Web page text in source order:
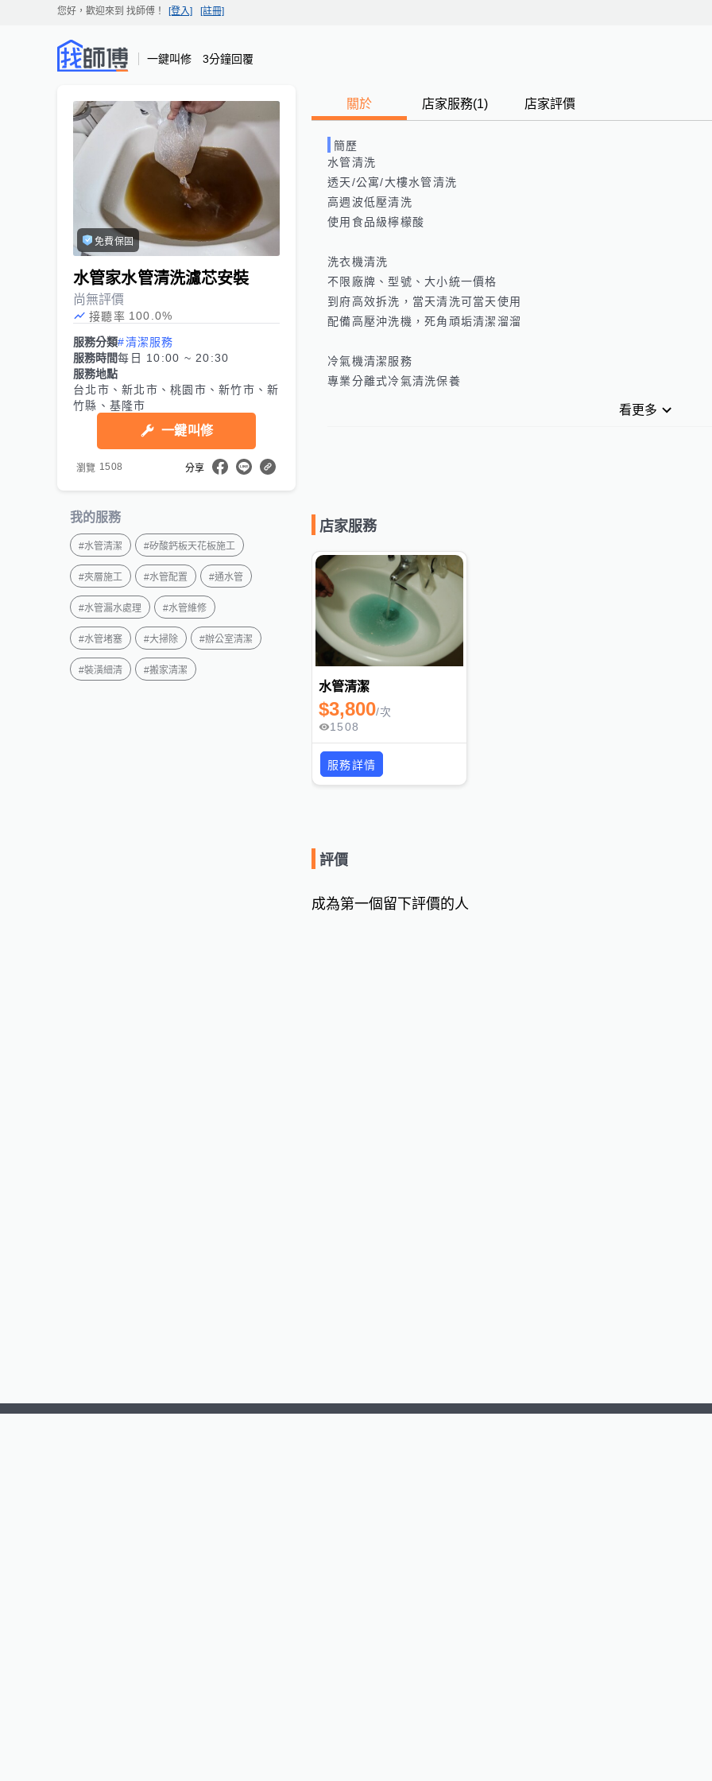
您好，歡迎來到 找師傅 ！ [登入] [註冊]
一鍵叫修 3分鐘回覆
免費保固
水管家水管清洗濾芯安裝
尚無評價
接聽率 100.0%
服務分類#清潔服務
服務時間每日 10:00 ~ 20:30
服務地點
台北市、新北市、桃園市、新竹市、新
竹縣、基隆市
一鍵叫修
瀏覽 1508 分享
我的服務
#水管清潔 #矽酸鈣板天花板施工
#夾層施工 #水管配置 #通水管
#水管漏水處理 #水管維修
#水管堵塞 #大掃除 #辦公室清潔
#裝潢細清 #搬家清潔
關於 店家服務(1) 店家評價
簡歷
水管清洗
透天/公寓/大樓水管清洗
高週波低壓清洗
使用食品級檸檬酸
洗衣機清洗
不限廠牌、型號、大小統一價格
到府高效拆洗，當天清洗可當天使用
配備高壓沖洗機，死角頑垢清潔溜溜
冷氣機清潔服務
專業分離式冷氣清洗保養
看更多
店家服務
水管清潔
$3,800/次
1508
服務詳情
評價
成為第一個留下評價的人